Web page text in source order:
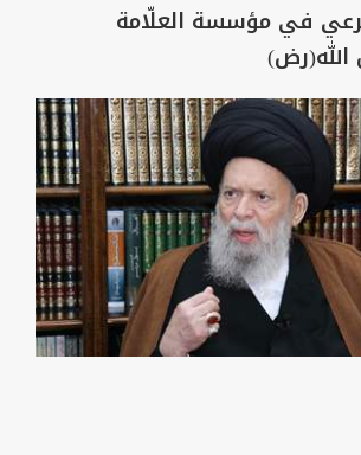
في مؤسسة العلّامة